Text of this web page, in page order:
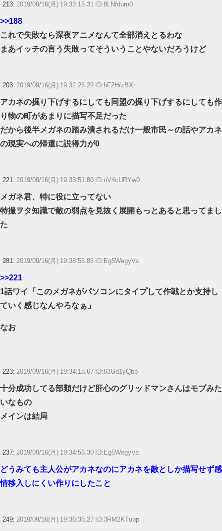
213: 2019/09/16(月) 19:33:15.31 ID:8LNfduru0
>>188
これで失敗なら深夜アニメなんて全部消えとるわな
まあイッチの言う失敗ってそういうことやないだろうけど
203: 2019/09/16(月) 19:32:26.23 ID:hF2H/zBXr
アカネの掘り下げするにしても同盟の掘り下げするにしても作
り物の町があまりに描写不足だった
だから後半メガネの踏み潰されるだけ一般市民～の話やアカネ
の現実への帰還に説得力が0
221: 2019/09/16(月) 19:33:51.80 ID:nV4cURYw0
メガネ君、特に役に立ってない
特撮ヲタ知識で敵の弱点を見抜く展開もっとあると思ってまし
た
281: 2019/09/16(月) 19:38:55.85 ID:Eg5WegyVa
>>221
1話ワイ「このメガネがパソコンにタイプして作戦とか支持し
ていく感じなんやろなぁ」
なお
223: 2019/09/16(月) 19:34:18.67 ID:63Gd1yQbp
十分成功してる部類だけど肝心のグリッドマンさんはモブみた
いなもの
メインは結局
237: 2019/09/16(月) 19:34:56.30 ID:Eg5WegyVa
どうみても主人公がアカネなのにアカネを敵としか描写せず感
情移入しにくい作りにしたこと
249: 2019/09/16(月) 19:36:38.27 ID:3RM2KTubp